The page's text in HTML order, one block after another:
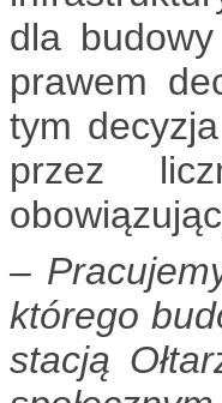
dla
prawem
tym
przez
–
którego
stacją